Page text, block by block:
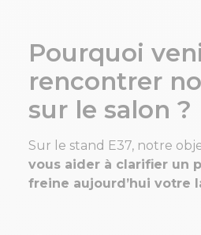
Pourquoi
rencontrer
sur le salon ?
Sur le stand E37, notre
vous aider à clarifier un
freine aujourd’hui votre